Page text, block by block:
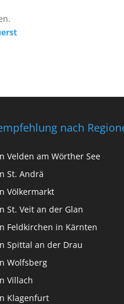
nach
Velden am Wörther See
St. Andrä
Völkermarkt
St. Veit an der Glan
Feldkirchen in Kärnten
Spittal an der Drau
Wolfsberg
Villach
Klagenfurt